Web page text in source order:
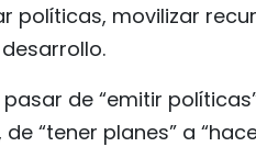
políticas, movilizar
de “emitir
de “tener planes” a